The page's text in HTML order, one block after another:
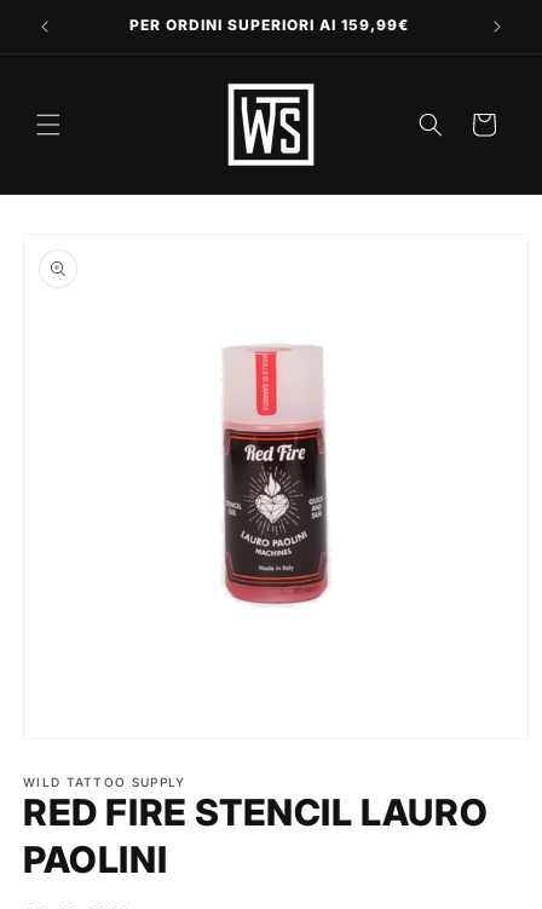
direttamentePER ORDINI SUPERIORI AI 159,99€
Carrello
informazioni
sul prodotto
multimediali
1
in
modale
WILD TATTOO SUPPLY
RED FIRE STENCIL LAURO
PAOLINI